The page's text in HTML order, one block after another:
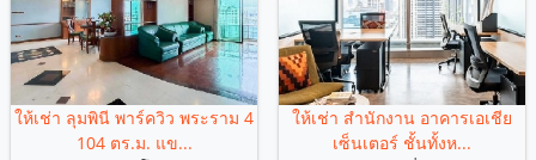
ให้เช่า ลุมพินี พาร์ควิว พระราม 4
104 ตร.ม. แข...
ให้เช่า สำนักงาน อาคารเอเชีย
เซ็นเตอร์ ชั้นทั้งห...